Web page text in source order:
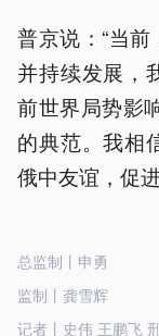
普京说：“当
并持续发展，
前世界局势影
的典范。我相
俄中友谊，促
总监制丨申勇
监制丨龚雪辉
记者丨史伟 王鹏飞